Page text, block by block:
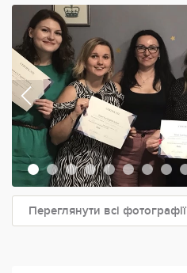
Переглянути всі фотографії